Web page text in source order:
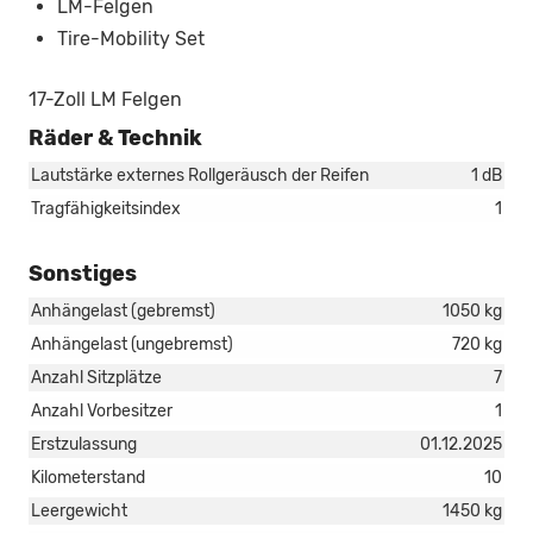
LM-Felgen
Tire-Mobility Set
17-Zoll LM Felgen
Räder & Technik
Lautstärke externes Rollgeräusch der Reifen
1 dB
Tragfähigkeitsindex
1
Sonstiges
Anhängelast (gebremst)
1050 kg
Anhängelast (ungebremst)
720 kg
Anzahl Sitzplätze
7
Anzahl Vorbesitzer
1
Erstzulassung
01.12.2025
Kilometerstand
10
Leergewicht
1450 kg